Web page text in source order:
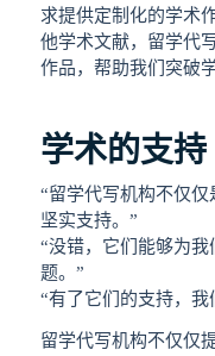
求提供定制化的学术
他学术文献，留学代
作品，帮助我们突破
学术的支持
“留学代写机构不仅
坚实支持。”
“没错，它们能够为
题。”
“有了它们的支持，
留学代写机构不仅仅